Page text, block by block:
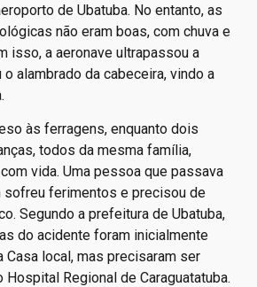
de Ubatuba. No entanto, as
não eram boas, com chuva e
isso, a aeronave ultrapassou a
alambrado da cabeceira, vindo a
às ferragens, enquanto dois
todos da mesma família,
vida. Uma pessoa que passava
sofreu ferimentos e precisou de
Segundo a prefeitura de Ubatuba,
do acidente foram inicialmente
Casa local, mas precisaram ser
Regional de Caraguatatuba.